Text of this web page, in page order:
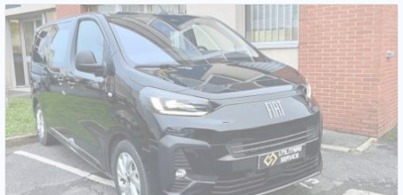
Fourgons Camionnettes
Bennes, plateaux
spécifiques